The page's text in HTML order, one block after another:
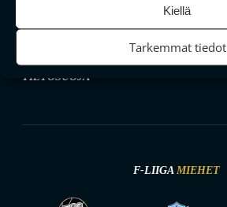
Kiellä
Tarkemmat tiedot
EVÄSTEKÄYTÄNNÖT
TIETOSUOJA
F-LIIGA MIEHET